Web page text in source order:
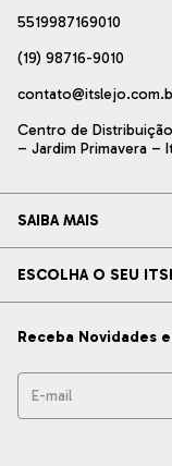
5519987169010
(19) 98716-9010
Centro de
– Jardim Primavera –
SAIBA MAIS
ESCOLHA O SEU
Receba Novidades